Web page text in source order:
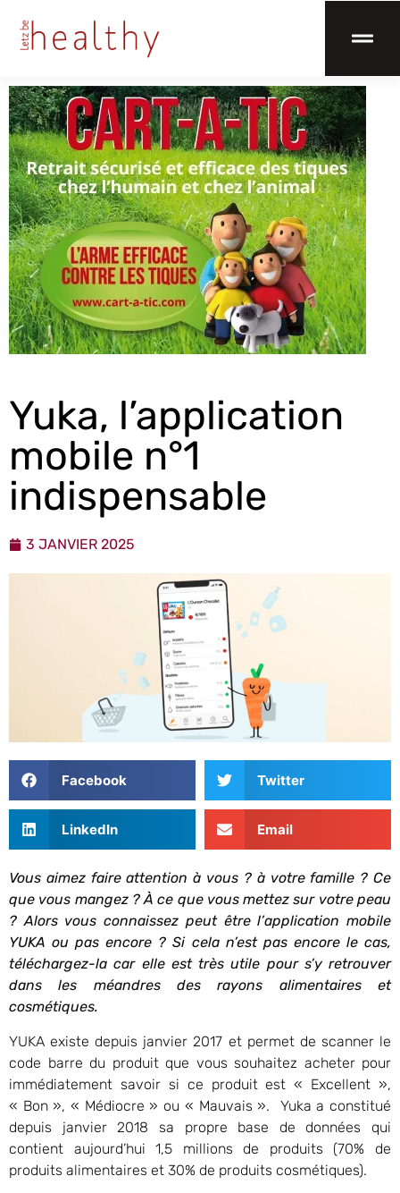
Yuka, l’application
mobile n°1
indispensable
3 JANVIER 2025
Facebook Twitter
LinkedIn Email
Vous aimez faire attention à vous ? à votre famille ? Ce
que vous mangez ? À ce que vous mettez sur votre peau
? Alors vous connaissez peut être l’application mobile
YUKA ou pas encore ? Si cela n’est pas encore le cas,
téléchargez-la car elle est très utile pour s’y retrouver
dans les méandres des rayons alimentaires et
cosmétiques.
YUKA existe depuis janvier 2017 et permet de scanner le
code barre du produit que vous souhaitez acheter pour
immédiatement savoir si ce produit est « Excellent »,
« Bon », « Médiocre » ou « Mauvais ». Yuka a constitué
depuis janvier 2018 sa propre base de données qui
contient aujourd’hui 1,5 millions de produits (70% de
produits alimentaires et 30% de produits cosmétiques).